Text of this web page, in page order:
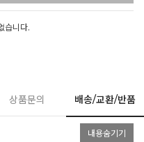
습니다.
상품문의 배송/교환/반품
내용숨기기